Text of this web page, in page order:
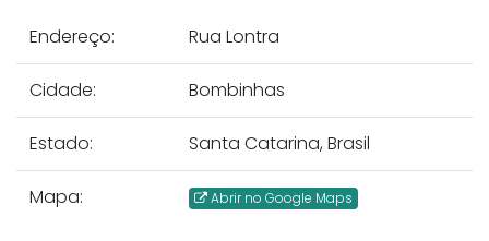
Endereço: Rua Lontra
Cidade: Bombinhas
Estado: Santa Catarina, Brasil
Mapa: Abrir no Google Maps